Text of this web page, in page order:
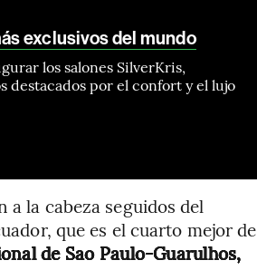
exclusivos del mundo
los salones SilverKris,
destacados por el confort y el lujo
la cabeza seguidos del
que es el cuarto mejor de
de Sao Paulo-Guarulhos,